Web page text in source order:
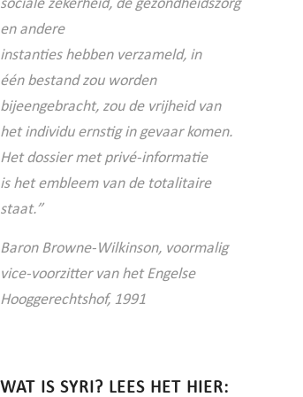
sociale zekerheid, de gezondheidszorg
en andere
instanties hebben verzameld, in
één bestand zou worden
bijeengebracht, zou de vrijheid van
het individu ernstig ingevaar komen.
Het dossier met privé-informatie
is het embleem van de totalitaire
staat.”
Baron Browne-Wilkinson, voormalig
vice-voorzitter van het Engelse
Hooggerechtshof, 1991
WAT IS SYRI? LEES HET HIER: